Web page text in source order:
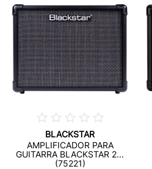
BLACKSTAR
AMPLIFICADOR PARA
GUITARRA BLACKSTAR 2...
(75221)